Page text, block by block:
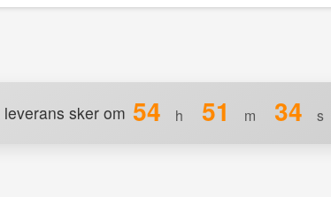
leverans sker om 54 h 51 m 33 s